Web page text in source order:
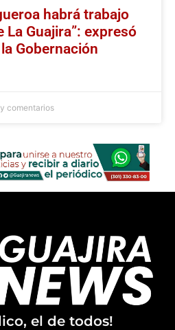
habrá trabajo
La Guajira”: expresó
Gobernación
comentarios
el de todos!